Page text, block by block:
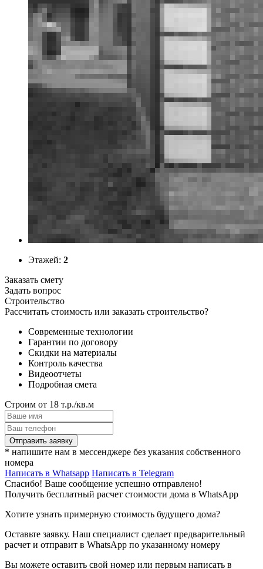
Этажей: 2
Заказать смету
Задать вопрос
Строительство
Рассчитать стоимость или заказать строительство?
Современные технологии
Гарантии по договору
Скидки на материалы
Контроль качества
Видеоотчеты
Подробная смета
Строим от 18 т.р./кв.м
Отправить заявку
* напишите нам в мессенджере без указания собственного
номера
Написать в Whatsapp Написать в Telegram
Спасибо! Ваше сообщение успешно отправлено!
Получить бесплатный расчет стоимости дома в WhatsApp
Хотите узнать примерную стоимость будущего дома?
Оставьте заявку. Наш специалист сделает предварительный
расчет и отправит в WhatsApp по указанному номеру
Вы можете оставить свой номер или первым написать в